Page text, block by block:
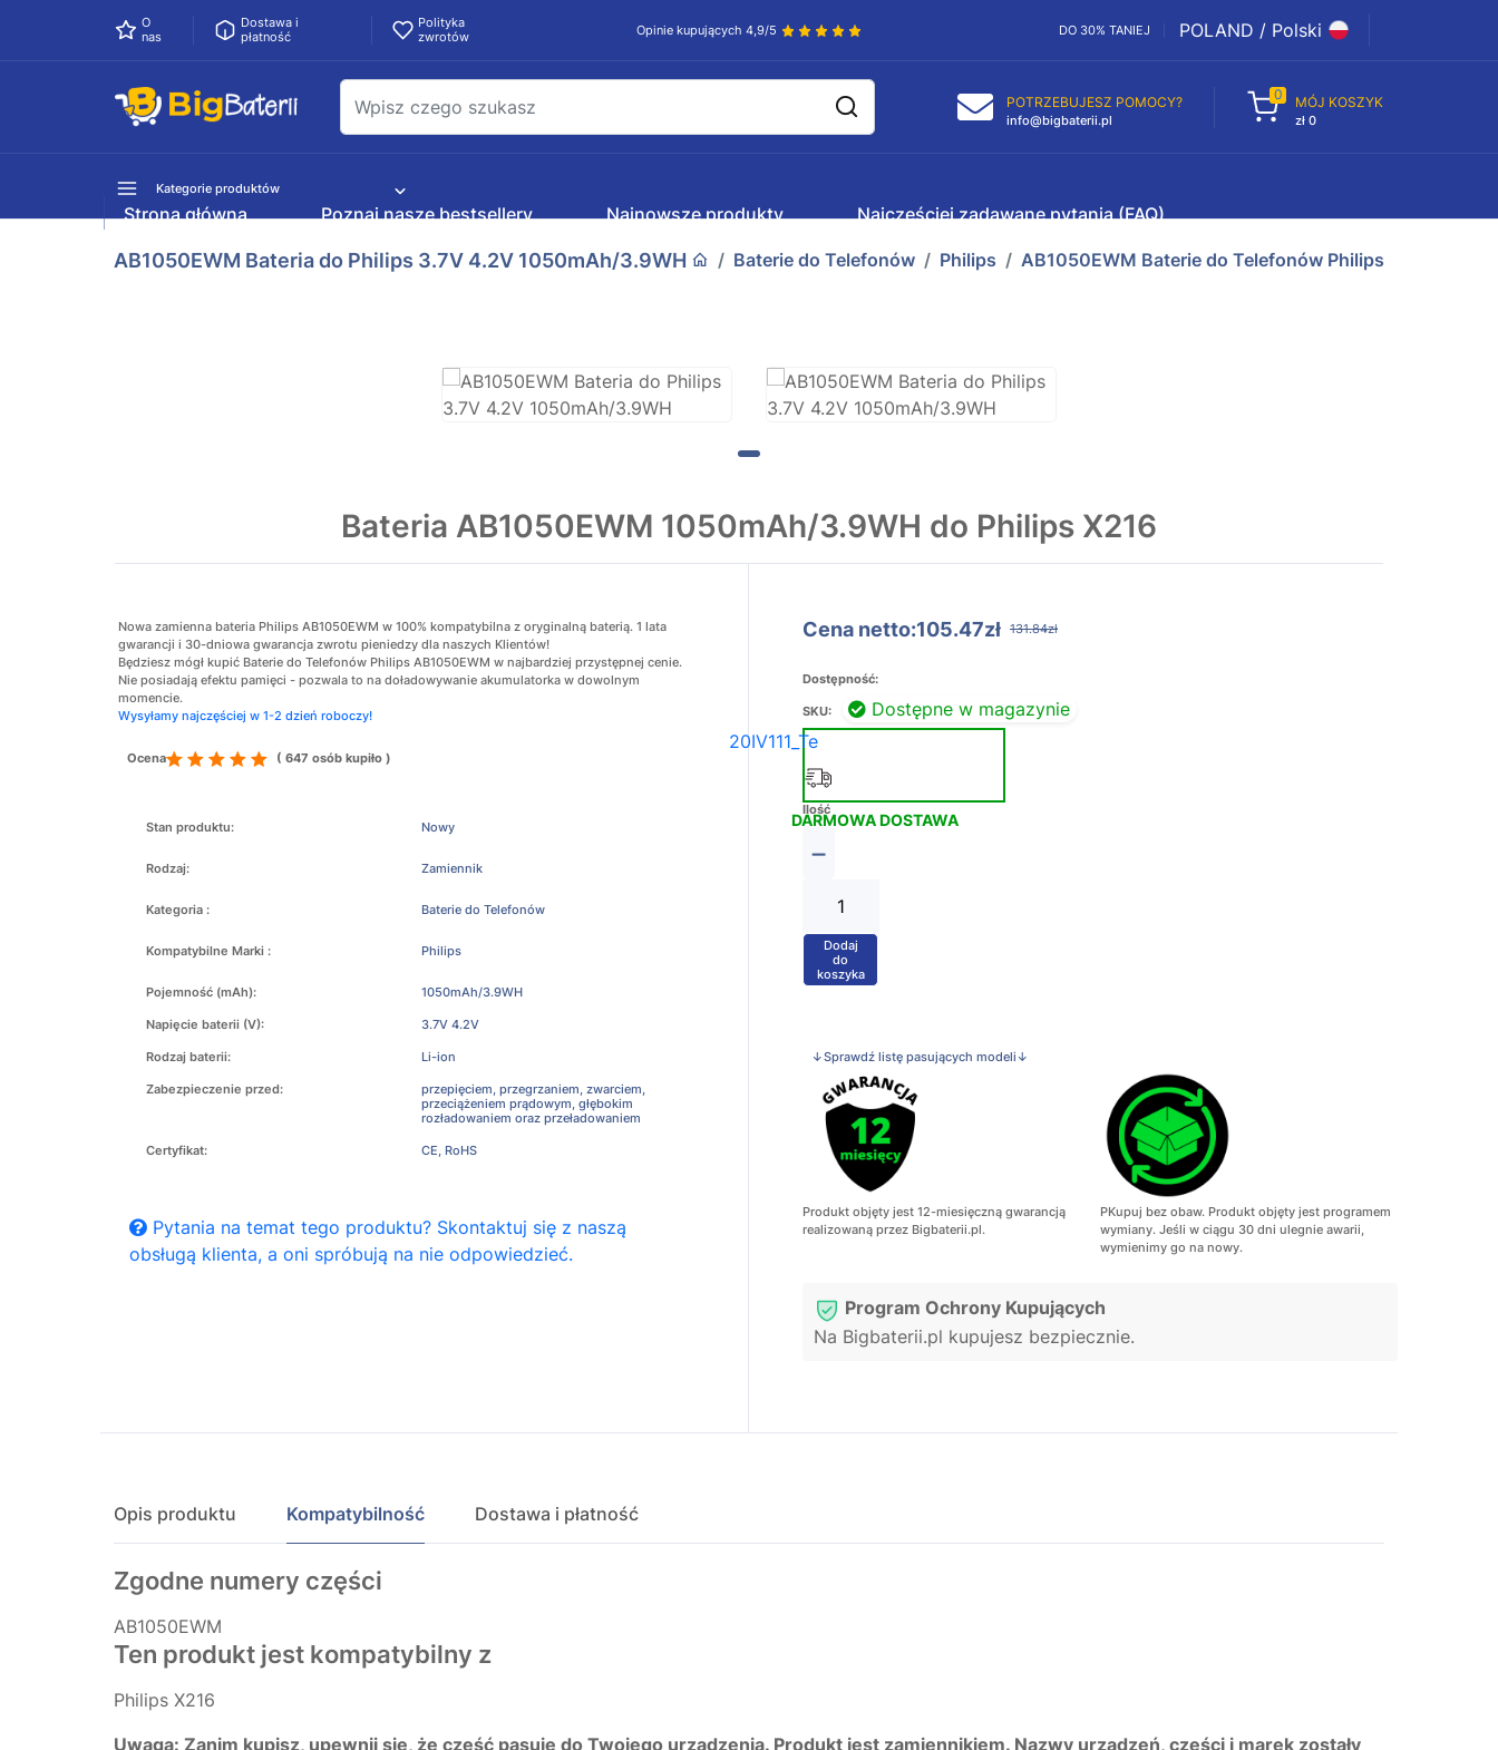
O
nas
Dostawa i
płatność
Polityka
zwrotów
Opinie kupujących 4,9/5 DO 30% TANIEJ POLAND / Polski
POTRZEBUJESZ POMOCY?
info@bigbaterii.pl
0 MÓJ KOSZYK
zł 0
Kategorie produktów
Strona główna Poznaj nasze bestsellery Najnowsze produkty Najczęściej zadawane pytania (FAQ)
AB1050EWM Bateria do Philips 3.7V 4.2V 1050mAh/3.9WH Baterie do Telefonów Philips AB1050EWM Baterie do Telefonów Philips
Bateria AB1050EWM 1050mAh/3.9WH do Philips X216
Nowa zamienna bateria Philips AB1050EWM w 100% kompatybilna z oryginalną baterią. 1 lata
gwarancji i 30-dniowa gwarancja zwrotu pieniedzy dla naszych Klientów!
Będziesz mógł kupić Baterie do Telefonów Philips AB1050EWM w najbardziej przystępnej cenie.
Nie posiadają efektu pamięci - pozwala to na doładowywanie akumulatorka w dowolnym
momencie.
Wysyłamy najczęściej w 1-2 dzień roboczy!
Ocena ( 647 osób kupiło )
Stan produktu: Nowy
Rodzaj: Zamiennik
Kategoria : Baterie do Telefonów
Kompatybilne Marki : Philips
Pojemność (mAh): 1050mAh/3.9WH
Napięcie baterii (V): 3.7V 4.2V
Rodzaj baterii: Li-ion
Zabezpieczenie przed:
przepięciem, przegrzaniem, zwarciem,
przeciążeniem prądowym, głębokim
rozładowaniem oraz przeładowaniem
Certyfikat: CE, RoHS
Pytania na temat tego produktu? Skontaktuj się z naszą
obsługą klienta, a oni spróbują na nie odpowiedzieć.
Cena netto:105.47zł 131.84zł
Dostępność:
Dostępne w magazynie
SKU:
20IV111_Te
DARMOWA DOSTAWA
Ilość
−
+
Dodaj
do
koszyka
↓Sprawdź listę pasujących modeli↓
Produkt objęty jest 12-miesięczną gwarancją
realizowaną przez Bigbaterii.pl.
PKupuj bez obaw. Produkt objęty jest programem
wymiany. Jeśli w ciągu 30 dni ulegnie awarii,
wymienimy go na nowy.
Program Ochrony Kupujących
Na Bigbaterii.pl kupujesz bezpiecznie.
Opis produktu Kompatybilność Dostawa i płatność
Zgodne numery części
AB1050EWM
Ten produkt jest kompatybilny z
Philips X216
Uwaga: Zanim kupisz, upewnij się, że część pasuje do Twojego urządzenia. Produkt jest zamiennikiem. Nazwy urządzeń, części i marek zostały